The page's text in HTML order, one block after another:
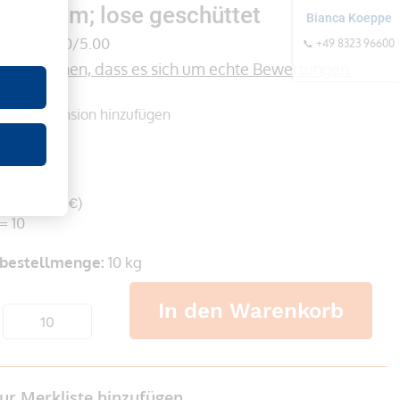
x 2 mm; lose geschüttet
0/5.00
dass es sich um echte Bewertungen
Rezension hinzufügen
55,22 €)
10
10 kg
In den Warenkorb
Bianca Koeppe
📞 +49 8323 96600